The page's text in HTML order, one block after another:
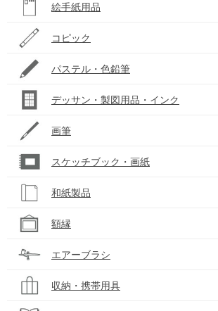
絵手紙用品
コピック
パステル・色鉛筆
デッサン・製図用品・インク
画筆
スケッチブック・画紙
和紙製品
額縁
エアーブラシ
収納・携帯用具